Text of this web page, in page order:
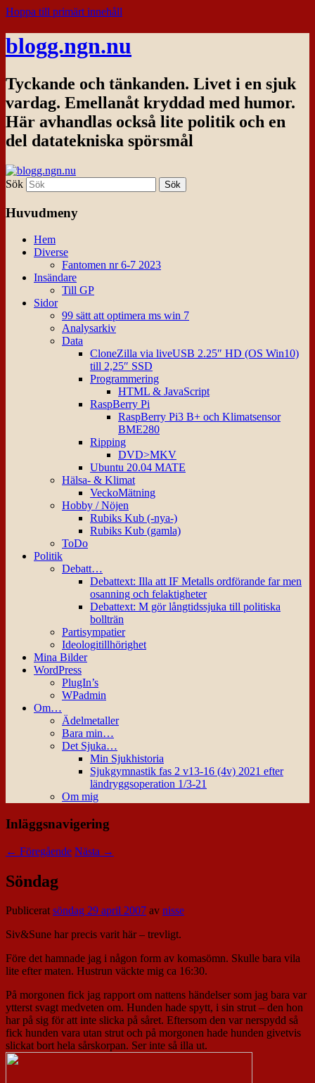
Hoppa till primärt innehåll
blogg.ngn.nu
Tyckande och tänkanden. Livet i en sjuk
vardag. Emellanåt kryddad med humor.
Här avhandlas också lite politik och en
del datatekniska spörsmål
Sök
Huvudmeny
Hem
Diverse
Fantomen nr 6-7 2023
Insändare
Till GP
Sidor
99 sätt att optimera ms win 7
Analysarkiv
Data
CloneZilla via liveUSB 2.25″ HD (OS Win10)
till 2,25″ SSD
Programmering
HTML & JavaScript
RaspBerry Pi
RaspBerry Pi3 B+ och Klimatsensor
BME280
Ripping
DVD>MKV
Ubuntu 20.04 MATE
Hälsa- & Klimat
VeckoMätning
Hobby / Nöjen
Rubiks Kub (-nya-)
Rubiks Kub (gamla)
ToDo
Politik
Debatt…
Debattext: Illa att IF Metalls ordförande far men
osanning och felaktigheter
Debattext: M gör långtidssjuka till politiska
bollträn
Partisympatier
Ideologitillhörighet
Mina Bilder
WordPress
PlugIn’s
WPadmin
Om…
Ädelmetaller
Bara min…
Det Sjuka…
Min Sjukhistoria
Sjukgymnastik fas 2 v13-16 (4v) 2021 efter
ländryggsoperation 1/3-21
Om mig
Inläggsnavigering
← Föregående Nästa →
Söndag
Publiceratsöndag 29 april 2007 av nisse
Siv&Sune har precis varit här – trevligt.
Före det hamnade jag i någon form av komasömn. Skulle bara vila
lite efter maten. Hustrun väckte mig ca 16:30.
På morgonen fick jag rapport om nattens händelser som jag bara var
ytterst svagt medveten om. Hunden hade spytt, i sin strut – den hon
har på sig för att inte slicka på såret. Eftersom den var nerspydd så
fick hunden vara utan strut och på morgonen hade hunden givetvis
slickat bort hela sårskorpan. Ser inte så illa ut.